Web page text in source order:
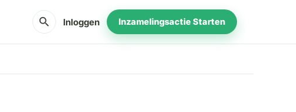
search Inloggen Inzamelingsactie Starten